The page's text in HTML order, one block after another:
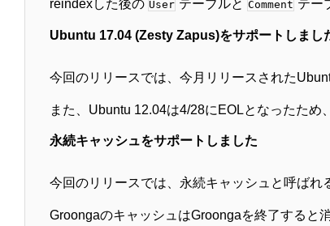
reindexした後の User テーブルと Comment テー
Ubuntu 17.04 (Zesty Zapus)をサポートしまし
今回のリリースでは、今月リリースされた
また、Ubuntu 12.04は4/28にEOLとなったため
永続キャッシュをサポートしました
今回のリリースでは、永続キャッシュと呼ばれ
GroongaのキャッシュはGroongaを終了すると